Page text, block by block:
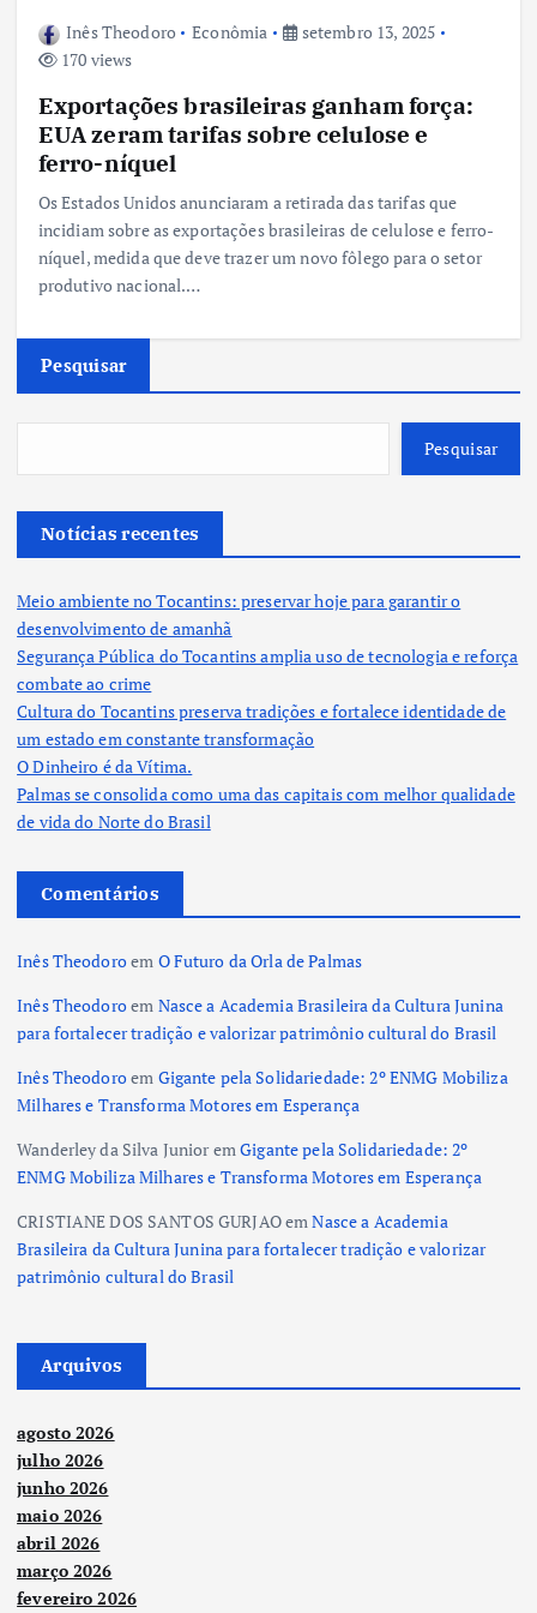
Inês Theodoro Econômia
setembro 13, 2025
170 views
Exportações brasileiras ganham força:
EUA zeram tarifas sobre celulose e
ferro-níquel
Os Estados Unidos anunciaram a retirada das tarifas que
incidiam sobre as exportações brasileiras de celulose e ferro-
níquel, medida que deve trazer um novo fôlego para o setor
produtivo nacional.…
Pesquisar
Pesquisar
Notícias recentes
Meio ambiente no Tocantins: preservar hoje para garantir o
desenvolvimento de amanhã
Segurança Pública do Tocantins amplia uso de tecnologia e reforça
combate ao crime
Cultura do Tocantins preserva tradições e fortalece identidade de
um estado em constante transformação
O Dinheiro é da Vítima.
Palmas se consolida como uma das capitais com melhor qualidade
de vida do Norte do Brasil
Comentários
Inês Theodoroem O Futuro da Orla de Palmas
Inês Theodoroem Nasce a Academia Brasileira da Cultura Junina
para fortalecer tradição e valorizar patrimônio cultural do Brasil
Inês Theodoroem Gigante pela Solidariedade: 2º ENMG Mobiliza
Milhares e Transforma Motores em Esperança
Wanderley da Silva JunioremGigante pela Solidariedade: 2º
ENMG Mobiliza Milhares e Transforma Motores em Esperança
CRISTIANE DOS SANTOS GURJAOemNasce a Academia
Brasileira da Cultura Junina para fortalecer tradição e valorizar
patrimônio cultural do Brasil
Arquivos
agosto 2026
julho 2026
junho 2026
maio 2026
abril 2026
março 2026
fevereiro 2026